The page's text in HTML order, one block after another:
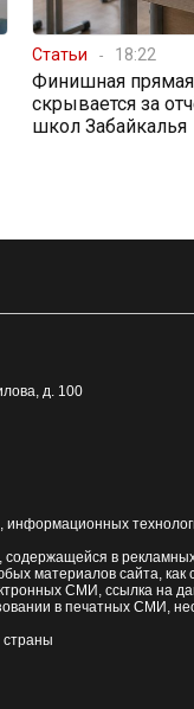
Статьи 18:22
Финишная прямая
скрывается за
школ Забайкалья
д. 100
содержащейся в
материалов сайта, как
СМИ, ссылка на
в печатных СМИ,
страны